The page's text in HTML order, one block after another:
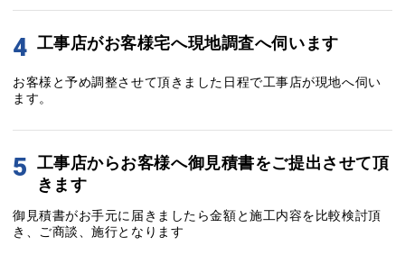
4 工事店がお客様宅へ現地調査へ伺います
お客様と予め調整させて頂きました日程で工事店が現地へ伺い
ます。
5 工事店からお客様へ御見積書をご提出させて頂
きます
御見積書がお手元に届きましたら金額と施工内容を比較検討頂
き、ご商談、施行となります